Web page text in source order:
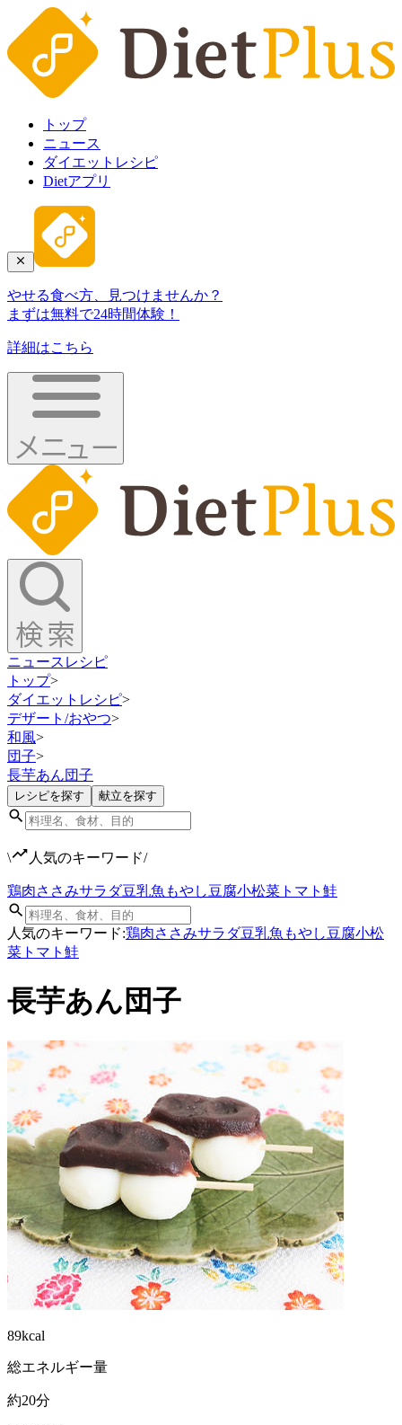
トップ
ニュース
ダイエットレシピ
Dietアプリ
やせる食べ方、見つけませんか？
まずは無料で24時間体験！
詳細はこちら
ニュース レシピ
トップ>
ダイエットレシピ>
デザート/おやつ>
和風>
団子>
長芋あん団子
レシピを探す 献立を探す
\ 人気のキーワード/
鶏肉ささみサラダ豆乳魚 もやし豆腐小松菜 トマト 鮭
人気のキーワード:鶏肉ささみサラダ豆乳魚 もやし豆腐小松
菜 トマト 鮭
長芋あん団子
89kcal
総エネルギー量
約20分